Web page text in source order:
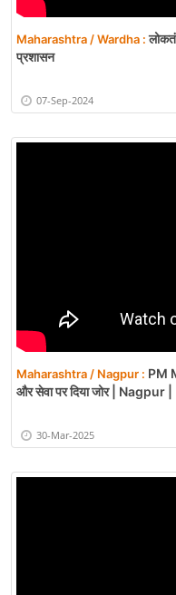
Maharashtra / Wardha :
प्रशासन
07-Sep-2024
Maharashtra / Nagpur : PM
और सेवा पर दिया जोर |
30-Mar-2025